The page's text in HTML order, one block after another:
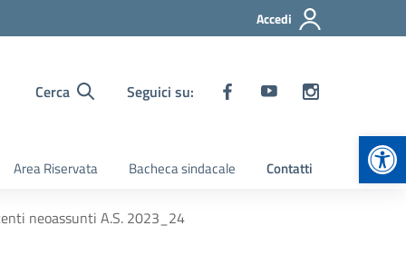
Accedi
Cerca Seguici su:
Area Riservata Bacheca sindacale Contatti
neoassunti A.S. 2023_24